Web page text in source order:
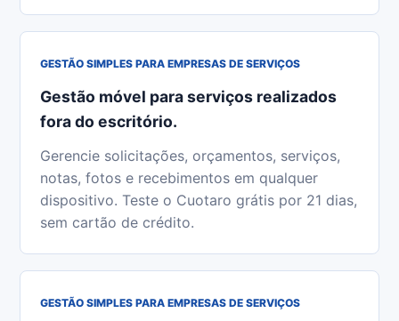
GESTÃO SIMPLES PARA EMPRESAS DE SERVIÇOS
Gestão móvel para serviços realizados
fora do escritório.
Gerencie solicitações, orçamentos, serviços,
notas, fotos e recebimentos em qualquer
dispositivo. Teste o Cuotaro grátis por 21 dias,
sem cartão de crédito.
GESTÃO SIMPLES PARA EMPRESAS DE SERVIÇOS